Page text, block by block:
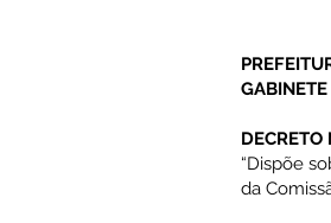
DECRETO
“Dispõe
da